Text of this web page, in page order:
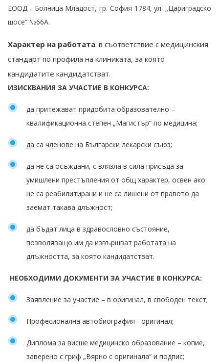
ЕООД - Болница Младост, гр. София 1784, ул. „Цариградско
шосе“ №66А.
Характер на работата: в съответствие с медицинския
стандарт по профила на клиниката, за която
кандидатите кандидатстват.
ИЗИСКВАНИЯ ЗА УЧАСТИЕ В КОНКУРСА:
да притежават придобита образователно –
квалификационна степен „Магистър“ по медицина;
да са членове на Български лекарски съюз;
да не са осъждани, с влязла в сила присъда за
умишлени престъпления от общ характер, освен ако
не са реабилитирани и не са лишени от правото да
заемат такава длъжност;
да бъдат лица в здравословно състояние,
позволяващо им да извършват работата на
длъжността, за която кандидатстват.
НЕОБХОДИМИ ДОКУМЕНТИ ЗА УЧАСТИЕ В КОНКУРСА:
Заявление за участие – в оригинал, в свободен текст;
Професионална автобиография - оригинал;
Диплома за висше медицинско образование – копие,
заверено с гриф „Вярно с оригинала“ и подпис;